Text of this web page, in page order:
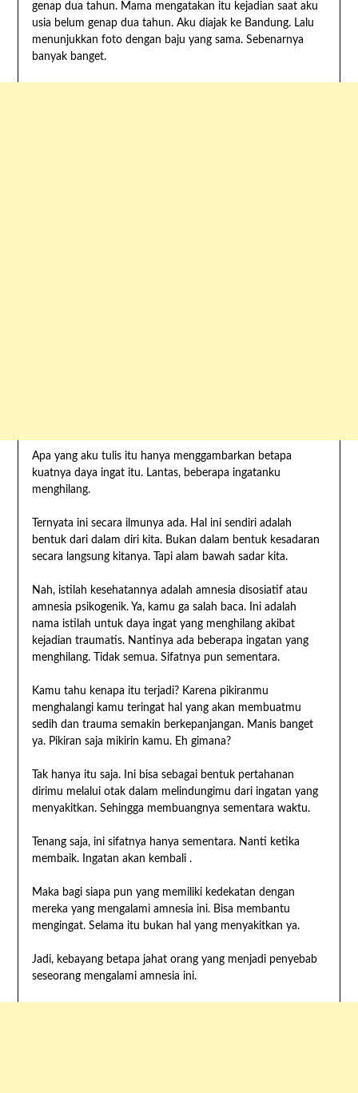
genap dua tahun. Mama mengatakan itu kejadian saat aku
usia belum genap dua tahun. Aku diajak ke Bandung. Lalu
menunjukkan foto dengan baju yang sama. Sebenarnya
banyak banget.
Apa yang aku tulis itu hanya menggambarkan betapa
kuatnya daya ingat itu. Lantas, beberapa ingatanku
menghilang.
Ternyata ini secara ilmunya ada. Hal ini sendiri adalah
bentuk dari dalam diri kita. Bukan dalam bentuk kesadaran
secara langsung kitanya. Tapi alam bawah sadar kita.
Nah, istilah kesehatannya adalah amnesia disosiatif atau
amnesia psikogenik. Ya, kamu ga salah baca. Ini adalah
nama istilah untuk daya ingat yang menghilang akibat
kejadian traumatis. Nantinya ada beberapa ingatan yang
menghilang. Tidak semua. Sifatnya pun sementara.
Kamu tahu kenapa itu terjadi? Karena pikiranmu
menghalangi kamu teringat hal yang akan membuatmu
sedih dan trauma semakin berkepanjangan. Manis banget
ya. Pikiran saja mikirin kamu. Eh gimana?
Tak hanya itu saja. Ini bisa sebagai bentuk pertahanan
dirimu melalui otak dalam melindungimu dari ingatan yang
menyakitkan. Sehingga membuangnya sementara waktu.
Tenang saja, ini sifatnya hanya sementara. Nanti ketika
membaik. Ingatan akan kembali .
Maka bagi siapa pun yang memiliki kedekatan dengan
mereka yang mengalami amnesia ini. Bisa membantu
mengingat. Selama itu bukan hal yang menyakitkan ya.
Jadi, kebayang betapa jahat orang yang menjadi penyebab
seseorang mengalami amnesia ini.